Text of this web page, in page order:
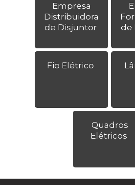
Empresa
Distribuidora
de Disjuntor
de
Fio Elétrico
Quadros
Elétricos